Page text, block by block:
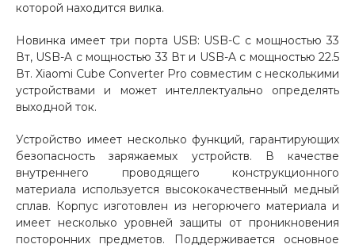
25 % картой любого банка
Получайте товар
выбранный способом
Оставшиеся75% будут
списываться с вашей карты
по25 % каждые 2 недели
которой находится вилка.
Новинка имеет три порта USB: USB-C с мощностью 33
Вт, USB-A с мощностью 33 Вт и USB-A с мощностью 22.5
Вт. Xiaomi Cube Converter Pro совместим с несколькими
устройствами и может интеллектуально определять
выходной ток.
Устройство имеет несколько функций, гарантирующих
безопасность заряжаемых устройств. В качестве
внутреннего проводящего конструкционного
материала используется высококачественный медный
сплав. Корпус изготовлен из негорючего материала и
имеет несколько уровней защиты от проникновения
посторонних предметов. Поддерживается основное